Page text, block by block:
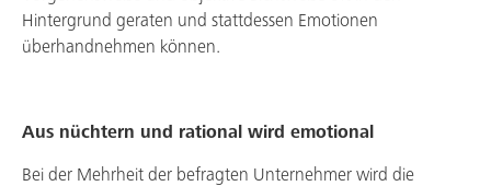
Hintergrund geraten und stattdessen Emotionen
überhandnehmen können.
Aus nüchtern und rational wird emotional
Bei der Mehrheit der befragten Unternehmer wird die